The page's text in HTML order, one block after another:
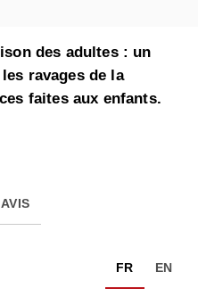
des adultes : un
ravages de la
faites aux enfants.
AVIS
FR EN